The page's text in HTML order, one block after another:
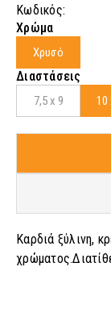
Κωδικός:
Χρώμα
Χρυσό
Διαστάσεις
7,5 x 9 10
Καρδιά ξύλινη,